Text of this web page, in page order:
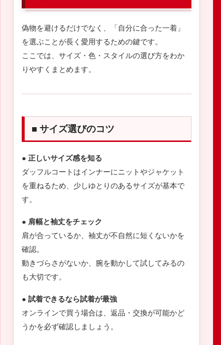
偽物を避けるだけでなく、「自分に合った一着」
を選ぶことが長く愛用するための鍵です。
ここでは、サイズ・色・スタイルの選び方をわか
りやすくまとめます。
■ サイズ選びのコツ
● 正しいサイズ感を知る
ダッフルコートはインナーにニットやジャケット
を重ねるため、少しゆとりのあるサイズが基本で
す。
● 肩幅と袖丈をチェック
肩が合っているか、袖丈が不自然に短くないかを
確認。
動きづらさがないか、腕を動かして試してみるの
も大切です。
● 試着できるなら試着が最強
オンラインで買う場合は、返品・交換が可能かど
うかを必ず確認しましょう。